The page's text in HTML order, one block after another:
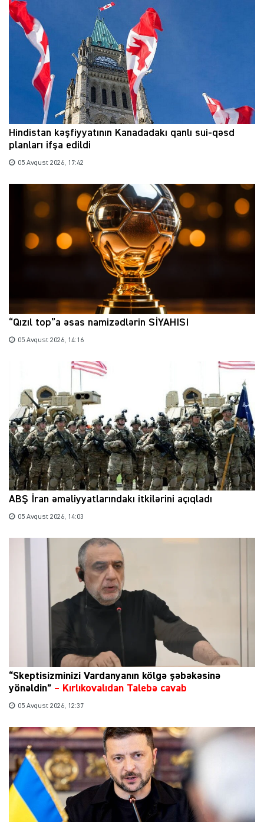
Hindistan kəşfiyyatının Kanadadakı qanlı sui-qəsd
planları ifşa edildi
05 Avqust 2026, 17:42
“Qızıl top”a əsas namizədlərin SİYAHISI
05 Avqust 2026, 14:16
ABŞ İran əməliyyatlarındakı itkilərini açıqladı
05 Avqust 2026, 14:03
“Skeptisizminizi Vardanyanın kölgə şəbəkəsinə
yönəldin” – Kırlıkovalıdan Talebə cavab
05 Avqust 2026, 12:37